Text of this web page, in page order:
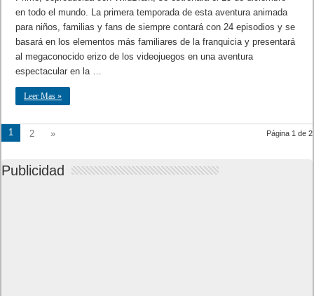
en todo el mundo. La primera temporada de esta aventura animada
para niños, familias y fans de siempre contará con 24 episodios y se
basará en los elementos más familiares de la franquicia y presentará
al megaconocido erizo de los videojuegos en una aventura
espectacular en la …
Leer Mas »
Página 1 de 2
1 2 »
Publicidad